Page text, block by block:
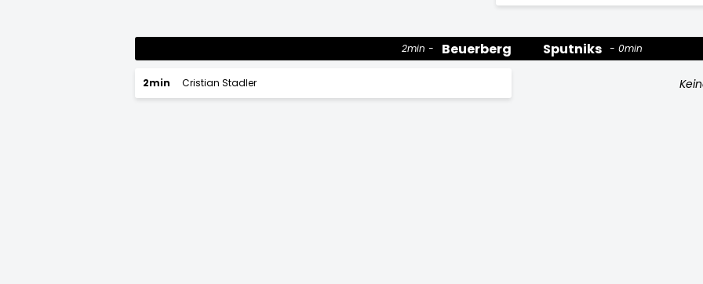
Beuerberg
2min
2min Cristian Stadler
Sputniks 0min